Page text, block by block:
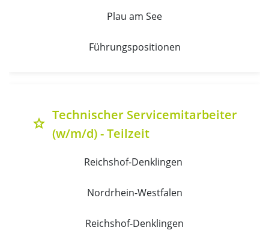
Plau am See
Führungspositionen
grade
Technischer Servicemitarbeiter
(w/m/d) - Teilzeit
Reichshof-Denklingen
Nordrhein-Westfalen
Reichshof-Denklingen